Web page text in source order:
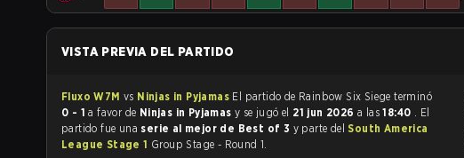
VISTA PREVIA DEL PARTIDO
Fluxo W7M vs Ninjas in Pyjamas
El partido de Rainbow Six Siege terminó
0 - 1 a favor de Ninjas in Pyjamas y se jugó el 21 jun 2026 a las18:40 . El
partido fue una serie al mejor de Best of 3 y parte del South America
League Stage 1 Group Stage - Round 1.